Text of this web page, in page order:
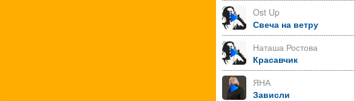
Ost Up
Свеча на ветру
Наташа Ростова
Красавчик
ЯНА
Зависли